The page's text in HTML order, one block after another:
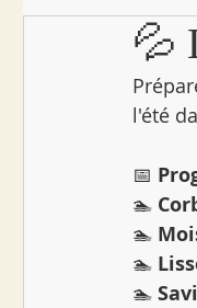
💦
l'été
📅
🏊
🏊
🏊
🏊